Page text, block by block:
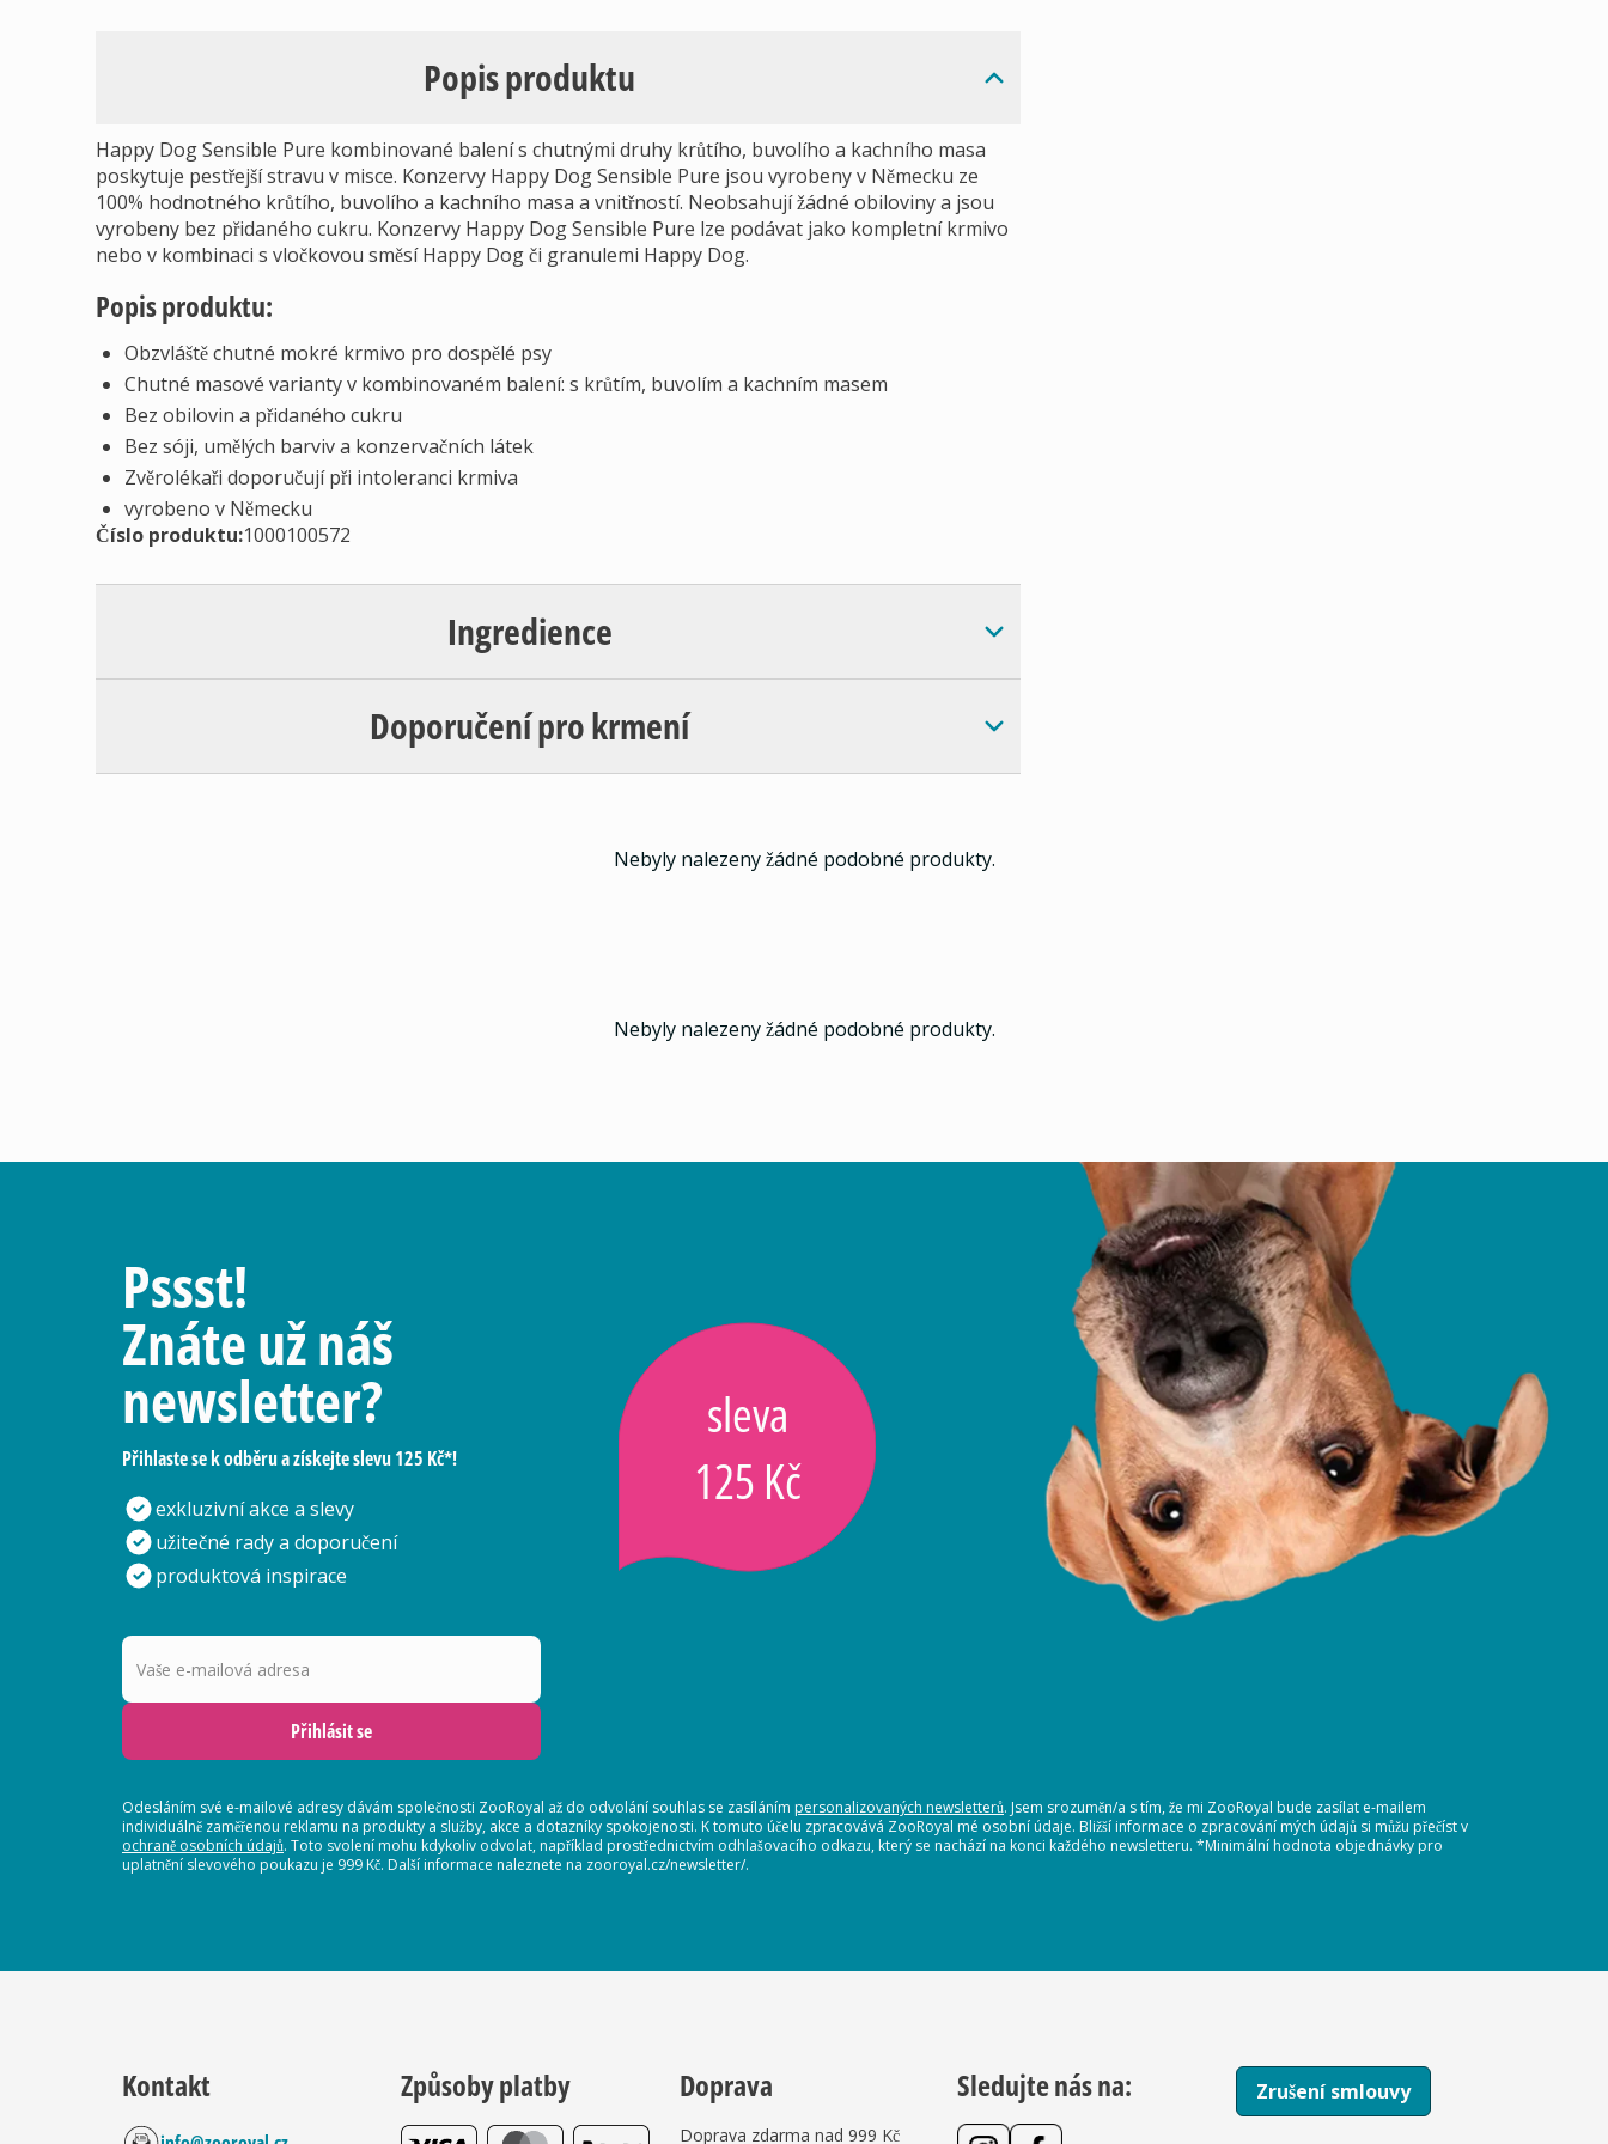
Popis produktu
Happy Dog Sensible Pure kombinované balení s chutnými druhy krůtího, buvolího a kachního masa
poskytuje pestřejší stravu v misce. Konzervy Happy Dog Sensible Pure jsou vyrobeny v Německu ze
100% hodnotného krůtího, buvolího a kachního masa a vnitřností. Neobsahují žádné obiloviny a jsou
vyrobeny bez přidaného cukru. Konzervy Happy Dog Sensible Pure lze podávat jako kompletní krmivo
nebo v kombinaci s vločkovou směsí Happy Dog či granulemi Happy Dog.
Popis produktu:
Obzvláště chutné mokré krmivo pro dospělé psy
Chutné masové varianty v kombinovaném balení: s krůtím, buvolím a kachním masem
Bez obilovin a přidaného cukru
Bez sóji, umělých barviv a konzervačních látek
Zvěrolékaři doporučují při intoleranci krmiva
vyrobeno v Německu
Číslo produktu:1000100572
Ingredience
Doporučení pro krmení
Nebyly nalezeny žádné podobné produkty.
Nebyly nalezeny žádné podobné produkty.
Pssst!
Znáte už náš
newsletter?
Přihlaste se k odběru a získejte slevu 125 Kč*!
exkluzivní akce a slevy
užitečné rady a doporučení
produktová inspirace
sleva
125 Kč
Vaše e-mailová adresa
Přihlásit se
Odesláním své e-mailové adresy dávám společnosti ZooRoyal až do odvolání souhlas se zasíláním personalizovaných newsletterů. Jsem srozuměn/a s tím, že mi ZooRoyal bude zasílat e-mailem
individuálně zaměřenou reklamu na produkty a služby, akce a dotazníky spokojenosti. K tomuto účelu zpracovává ZooRoyal mé osobní údaje. Bližší informace o zpracování mých údajů si můžu přečíst v
ochraně osobních údajů. Toto svolení mohu kdykoliv odvolat, například prostřednictvím odhlašovacího odkazu, který se nachází na konci každého newsletteru. *Minimální hodnota objednávky pro
uplatnění slevového poukazu je 999 Kč. Další informace naleznete na zooroyal.cz/newsletter/.
Kontakt Způsoby platby Doprava
Doprava zdarma nad 999 Kč
Sledujte nás na: Zrušení smlouvy